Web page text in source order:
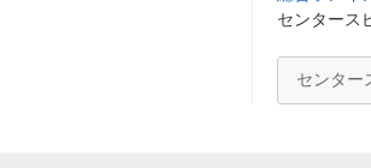
センタース
センター